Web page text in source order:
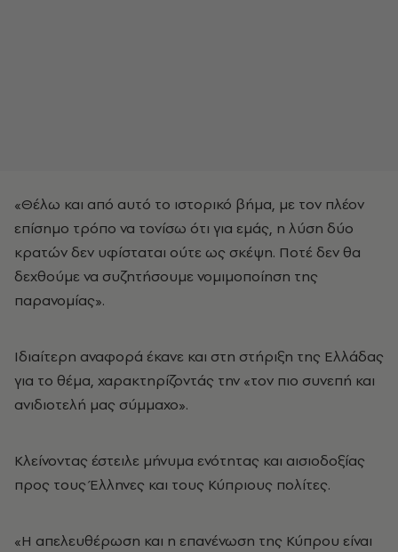
«Θέλω και από αυτό το ιστορικό βήμα, με τον πλέον
επίσημο τρόπο να τονίσω ότι για εμάς, η λύση δύο
κρατών δεν υφίσταται ούτε ως σκέψη. Ποτέ δεν θα
δεχθούμε να συζητήσουμε νομιμοποίηση της
παρανομίας».
Ιδιαίτερη αναφορά έκανε και στη στήριξη της Ελλάδας
για το θέμα, χαρακτηρίζοντάς την «τον πιο συνεπή και
ανιδιοτελή μας σύμμαχο».
Κλείνοντας έστειλε μήνυμα ενότητας και αισιοδοξίας
προς τους Έλληνες και τους Κύπριους πολίτες.
«Η απελευθέρωση και η επανένωση της Κύπρου είναι